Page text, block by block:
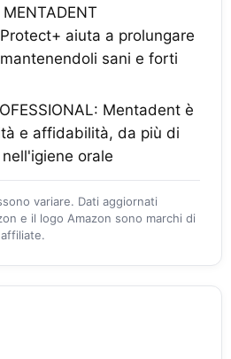
Protect+ aiuta a prolungare
sani e forti
Mentadent è
e affidabilità, da più di
orale
variare. Dati aggiornati
e il logo Amazon sono marchi di